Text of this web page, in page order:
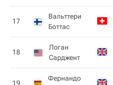
17
Вальттери
Боттас
18
Логан
Сарджент
19
Фернандо